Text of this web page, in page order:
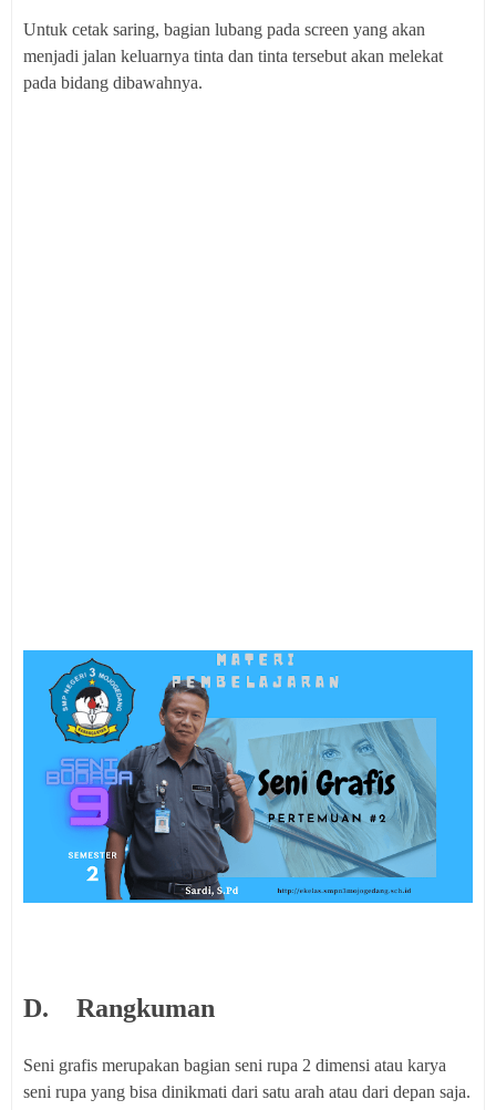
Untuk cetak saring, bagian lubang pada screen yang akan
menjadi jalan keluarnya tinta dan tinta tersebut akan melekat
pada bidang dibawahnya.
D. Rangkuman
Seni grafis merupakan bagian seni rupa 2 dimensi atau karya
seni rupa yang bisa dinikmati dari satu arah atau dari depan saja.